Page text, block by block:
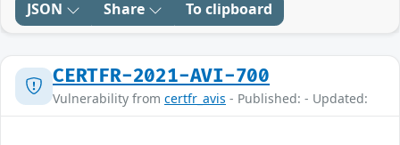
JSON Share To clipboard
CERTFR-2021-AVI-700
Vulnerability from certfr_avis - Published: - Updated: